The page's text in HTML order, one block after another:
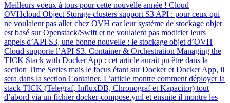
Meilleurs voeux à tous pour cette nouvelle année ! Cloud
OVHcloud Object Storage clusters support S3 API : pour ceux qui
ne voulaient pas aller chez OVH car leur système de stockage objet
est basé sur Openstack/Swift et ne voulaient pas modifier leurs
appels d’API S3, une bonne nouvelle : le stockage objet d’OVH
Cloud supporte l’API S3. Container & Orchestration Managing the
TICK Stack with Docker App : cet article aurait pu être dans la
section Time Series mais le focus étant sur Docker et Docker App, il
sera dans la section Container. L’article montre comment déployer la
stack TICK (Telegraf, InfluxDB, Chronograf et Kapacitor) tout
d’abord via un fichier docker-compose.yml et ensuite il montre les